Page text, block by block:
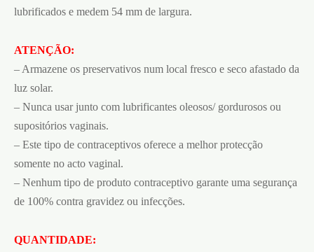
lubrificados e medem 54 mm de largura.
ATENÇÃO:
– Armazene os preservativos num local fresco e seco afastado da
luz solar.
– Nunca usar junto com lubrificantes oleosos/ gordurosos ou
supositórios vaginais.
– Este tipo de contraceptivos oferece a melhor protecção
somente no acto vaginal.
– Nenhum tipo de produto contraceptivo garante uma segurança
de 100% contra gravidez ou infecções.
QUANTIDADE: